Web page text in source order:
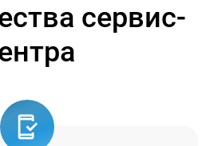
сервис-